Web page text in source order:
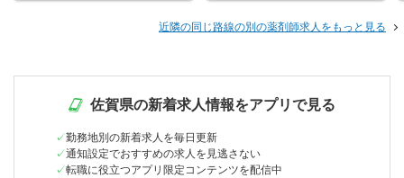
近隣の同じ路線の別の薬剤師求人をもっと見る
佐賀県の新着求人情報をアプリで見る
勤務地別の新着求人を毎日更新
通知設定でおすすめの求人を見逃さない
転職に役立つアプリ限定コンテンツを配信中